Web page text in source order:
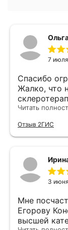
7
Спасибо
Жалко, что
лета, чтобы
Знакомая,
доктора
Читать
Отзыв 2ГИС
3
Мне
Егорову
высшей